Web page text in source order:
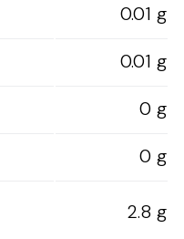
0.01 g
0.01 g
0 g
0 g
2.8 g